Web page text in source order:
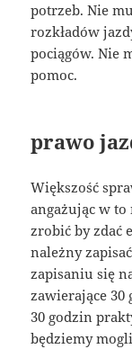
potrzeb. Nie
rozkładów
pociągów. Nie
pomoc.
prawo
Większość
angażując w to
zrobić by zdać
należny
zapisaniu się
zawierające
30 godzin
będziemy